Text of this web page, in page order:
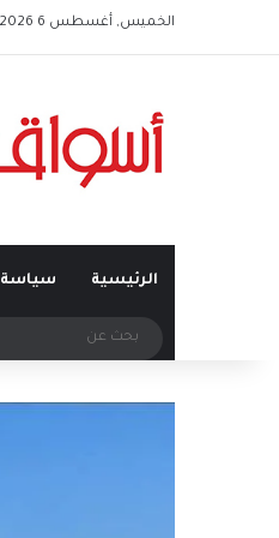
الخميس, أغسطس 6 2026
الرئيسية سياسة